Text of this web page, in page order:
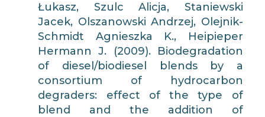
Łukasz, Szulc Alicja, Staniewski
Jacek, Olszanowski Andrzej, Olejnik-
Schmidt Agnieszka K., Heipieper
Hermann J. (2009). Biodegradation
of diesel/biodiesel blends by a
consortium of hydrocarbon
degraders: effect of the type of
blend and the addition of